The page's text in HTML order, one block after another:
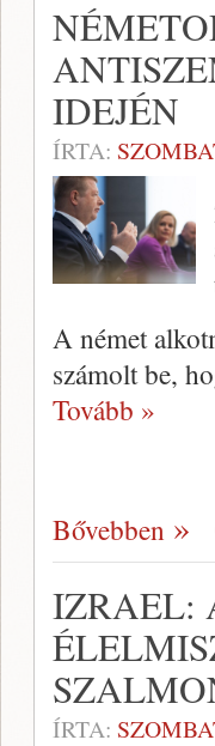
IDEJÉN
ÍRTA:
A német
számolt be,
Tovább »
Bővebben
IZRAEL:
ÍRTA: